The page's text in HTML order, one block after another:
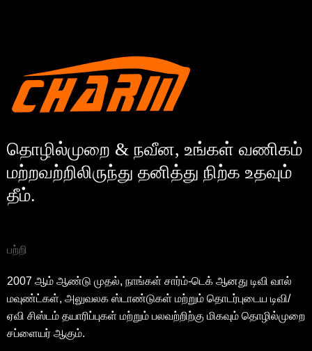
தொழில்முறை & நவீன, உங்கள் வணிகம்
மற்றவற்றிலிருந்து தனித்து நிற்க உதவும்
தீம்.
பற்றி
2007 ஆம் ஆண்டு முதல், நாங்கள் சார்ம்-டெக் ஆனது டிவி வால்
மவுண்ட்கள், அலுவலக ஸ்டாண்டுகள் மற்றும் தொடர்புடைய டிவி/
ஏவி சிஸ்டம் தயாரிப்புகள் மற்றும் பலவற்றிற்கு மிகவும் தொழில்முறை
சப்ளையர் ஆகும்.